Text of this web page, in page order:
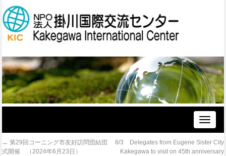
Toggle
← 第29回コーニング市友好訪問団結団
式開催 （2024年6月23日）
8/3 Delegates from Eugene Sister City
Kakegawa to visit on 45th anniversary